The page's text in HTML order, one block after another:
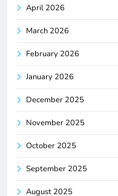
April 2026
March 2026
February 2026
January 2026
December 2025
November 2025
October 2025
September 2025
August 2025